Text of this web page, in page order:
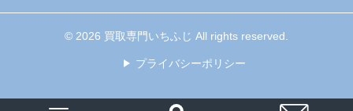
© 2026 買取専門いちふじ All rights reserved.
プライバシーポリシー